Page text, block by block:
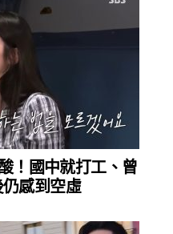
！國中就打工、曾
感到空虛